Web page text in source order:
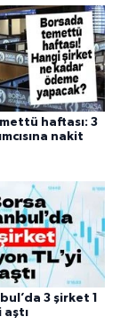
haftası: 3
nakit
3 şirket 1
aştı